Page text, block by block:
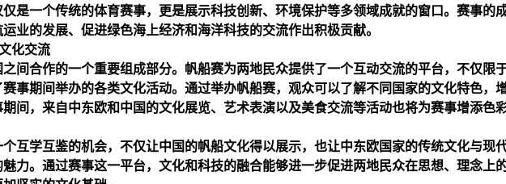
是一个传统的体育赛事，更是展示科技创新、环境保护等多领域成就的窗口。赛事的
业的发展、促进绿色海上经济和海洋科技的交流作出积极贡献。
化交流
间合作的一个重要组成部分。帆船赛为两地民众提供了一个互动交流的平台，不仅限
事期间举办的各类文化活动。通过举办帆船赛，观众可以了解不同国家的文化特色，
间，来自中东欧和中国的文化展览、艺术表演以及美食交流等活动也将为赛事增添色
互学互鉴的机会，不仅让中国的帆船文化得以展示，也让中东欧国家的传统文化与现
力。通过赛事这一平台，文化和科技的融合能够进一步促进两地民众在思想、理念上